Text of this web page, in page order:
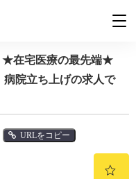
★在宅医療の最先端★
院立ち上げの求人で
URLをコピー